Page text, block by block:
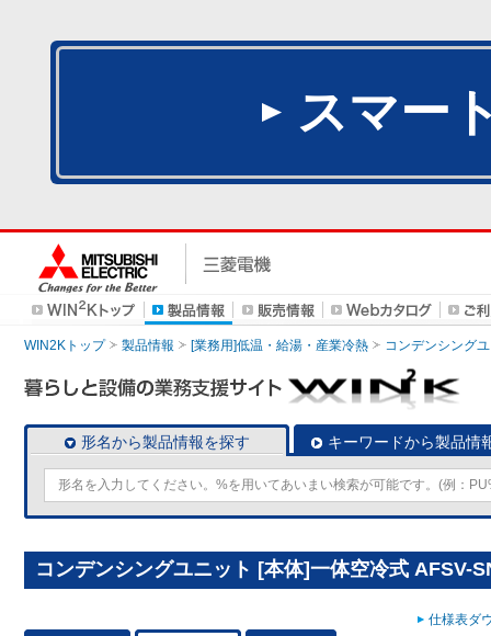
スマー
WIN2Kトップ 製品情報 [業務用]低温・給湯・産業冷熱 コンデンシング
形名から製品情報を探す キーワードから製品情
コンデンシングユニット [本体]一体空冷式 AFSV-
仕様表ダ